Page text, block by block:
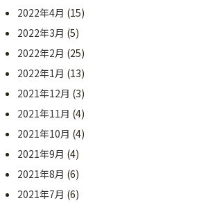
2022年4月 (15)
2022年3月 (5)
2022年2月 (25)
2022年1月 (13)
2021年12月 (3)
2021年11月 (4)
2021年10月 (4)
2021年9月 (4)
2021年8月 (6)
2021年7月 (6)